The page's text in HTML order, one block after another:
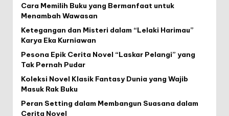
Cara Memilih Buku yang Bermanfaat untuk
Menambah Wawasan
Ketegangan dan Misteri dalam “Lelaki Harimau”
Karya Eka Kurniawan
Pesona Epik Cerita Novel “Laskar Pelangi” yang
Tak Pernah Pudar
Koleksi Novel Klasik Fantasy Dunia yang Wajib
Masuk Rak Buku
Peran Setting dalam Membangun Suasana dalam
Cerita Novel